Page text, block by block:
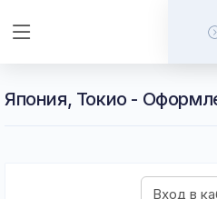
Япония, Токио -